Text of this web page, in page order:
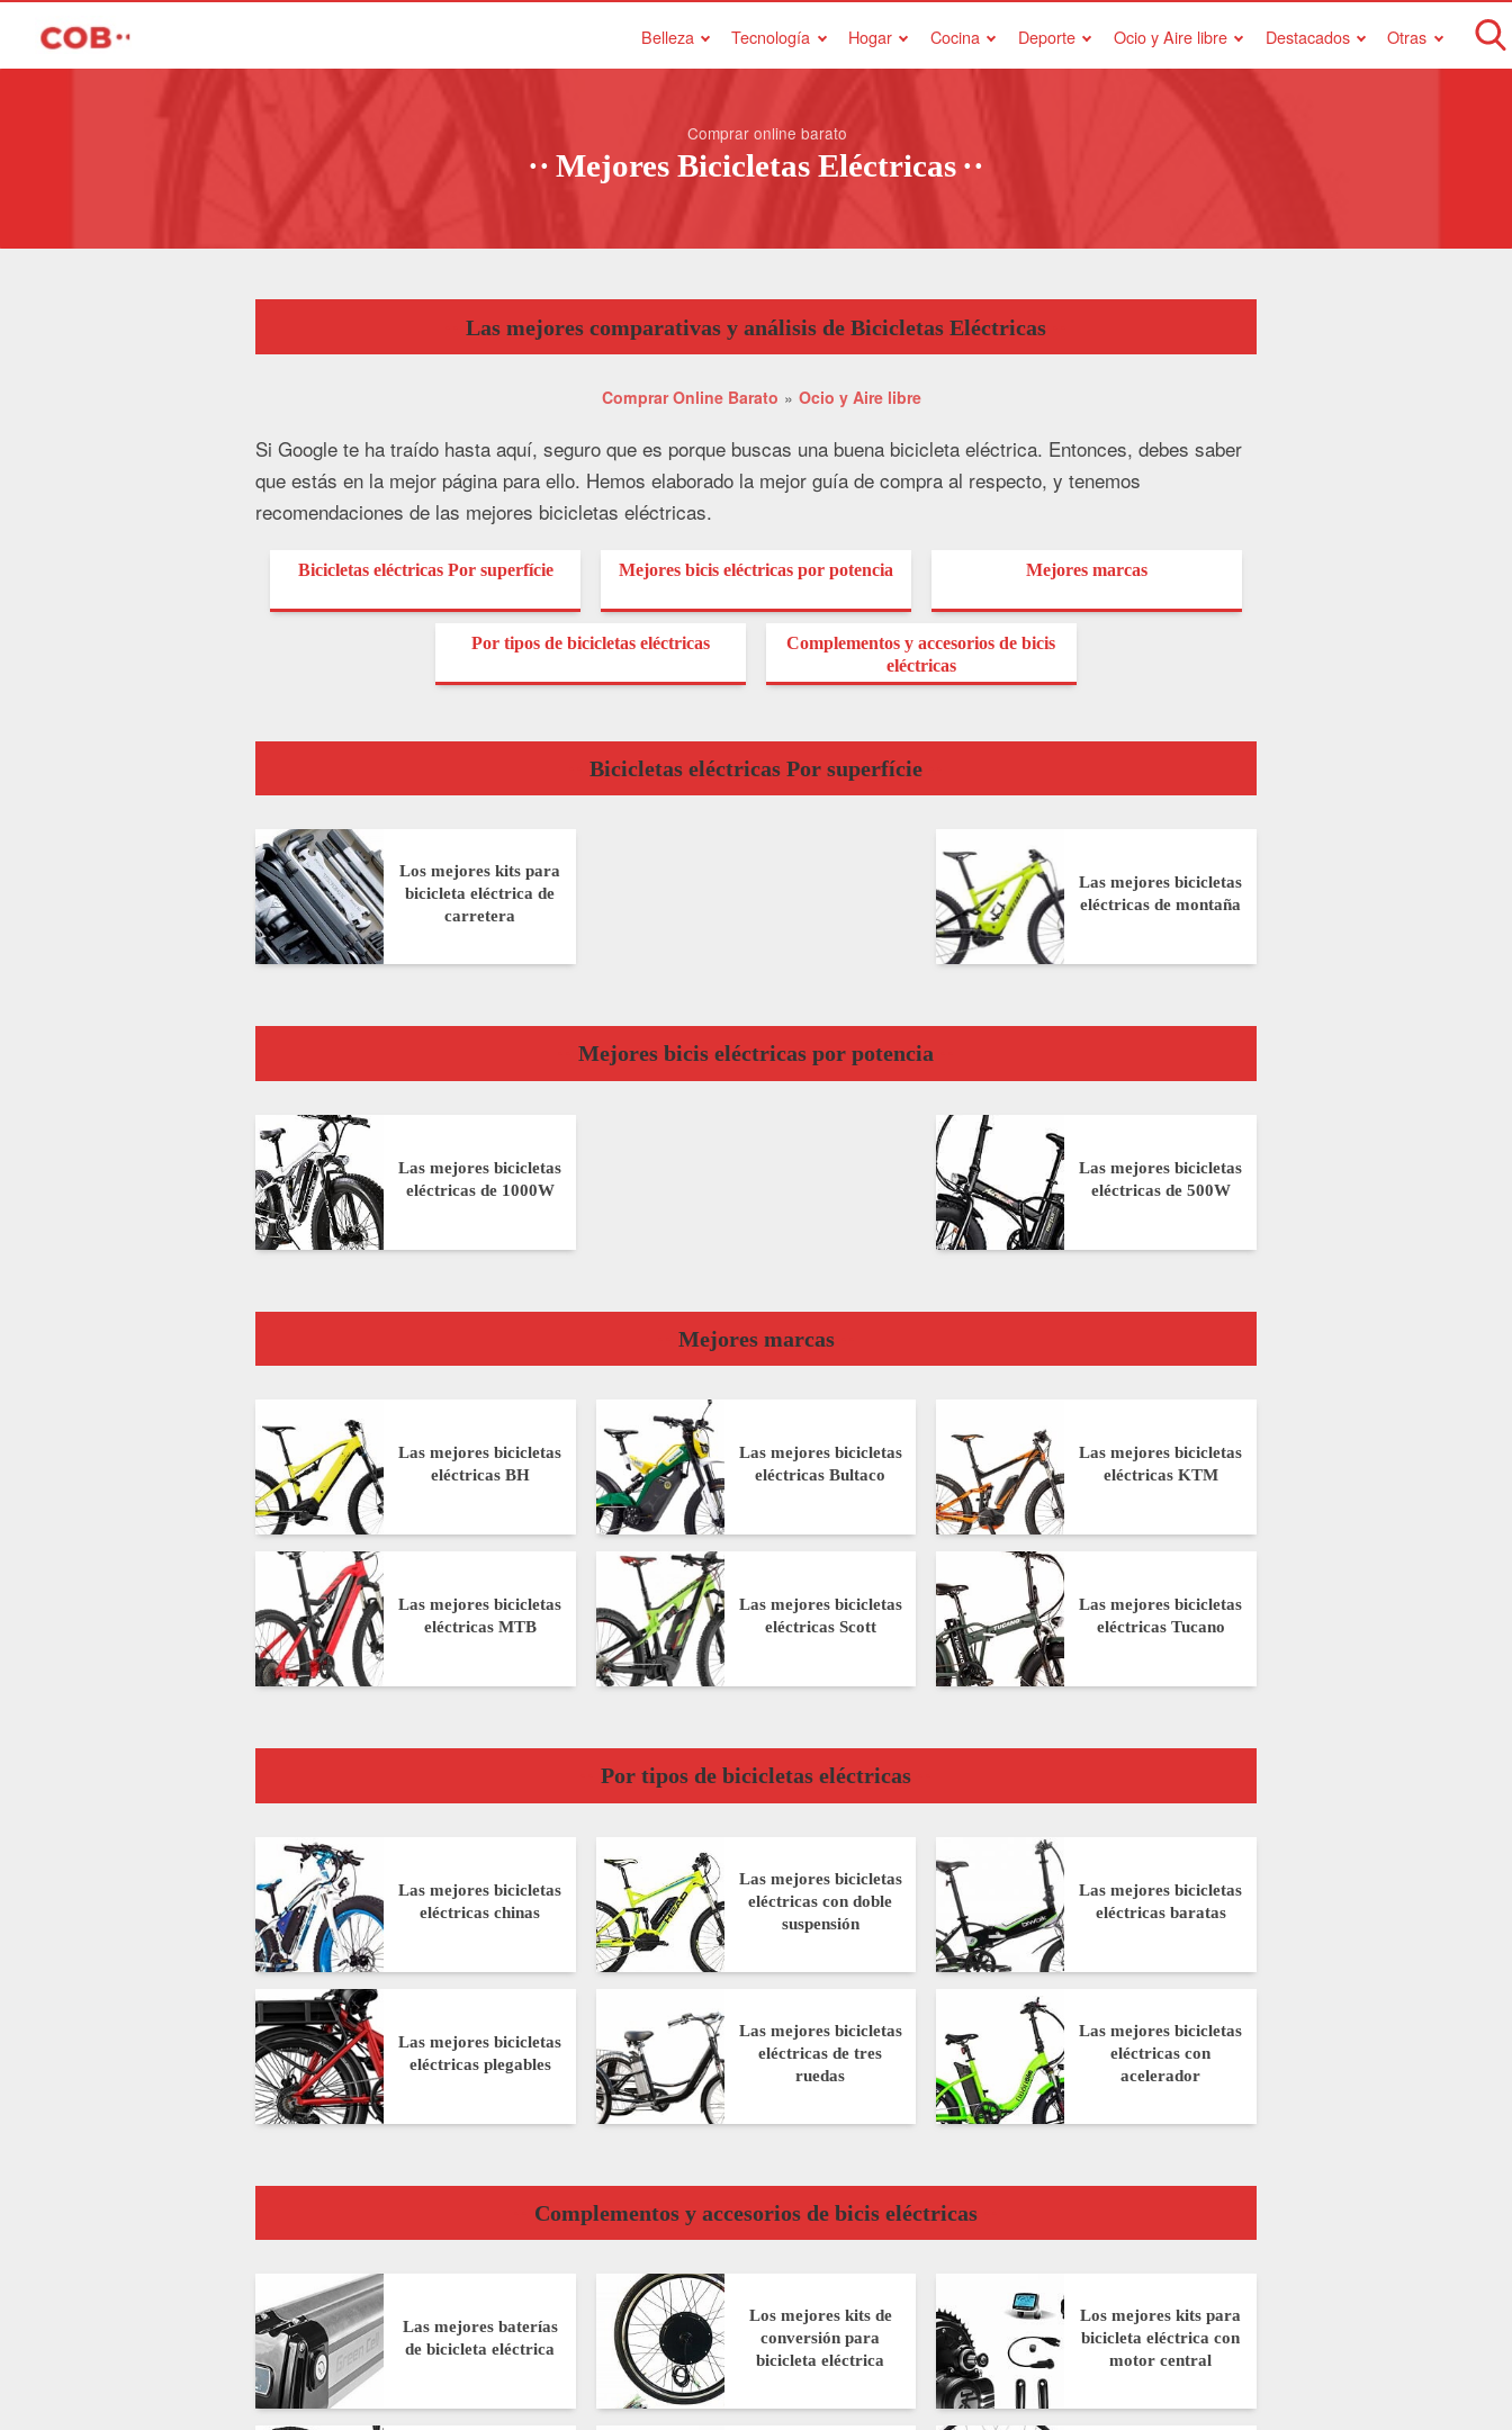
Belleza Tecnología Hogar Cocina Deporte Ocio y Aire libre Destacados Otras
Comprar online barato
Mejores Bicicletas Eléctricas
Las mejores comparativas y análisis de Bicicletas Eléctricas
Comprar Online Barato Ocio y Aire libre
Si Google te ha traído hasta aquí, seguro que es porque buscas una buena bicicleta eléctrica. Entonces, debes saber
que estás en la mejor página para ello. Hemos elaborado la mejor guía de compra al respecto, y tenemos
recomendaciones de las mejores bicicletas eléctricas.
Bicicletas eléctricas Por superfície Mejores bicis eléctricas por potencia Mejores marcas
Por tipos de bicicletas eléctricas
Complementos y accesorios de bicis
eléctricas
Bicicletas eléctricas Por superfície
Los mejores kits para
bicicleta eléctrica de
carretera
Las mejores bicicletas
eléctricas de montaña
Mejores bicis eléctricas por potencia
Las mejores bicicletas
eléctricas de 1000W
Las mejores bicicletas
eléctricas de 500W
Mejores marcas
Las mejores bicicletas
eléctricas BH
Las mejores bicicletas
eléctricas Bultaco
Las mejores bicicletas
eléctricas KTM
Las mejores bicicletas
eléctricas MTB
Las mejores bicicletas
eléctricas Scott
Las mejores bicicletas
eléctricas Tucano
Por tipos de bicicletas eléctricas
Las mejores bicicletas
eléctricas chinas
Las mejores bicicletas
eléctricas con doble
suspensión
Las mejores bicicletas
eléctricas baratas
Las mejores bicicletas
eléctricas plegables
Las mejores bicicletas
eléctricas de tres
ruedas
Las mejores bicicletas
eléctricas con
acelerador
Complementos y accesorios de bicis eléctricas
Las mejores baterías
de bicicleta eléctrica
Los mejores kits de
conversión para
bicicleta eléctrica
Los mejores kits para
bicicleta eléctrica con
motor central